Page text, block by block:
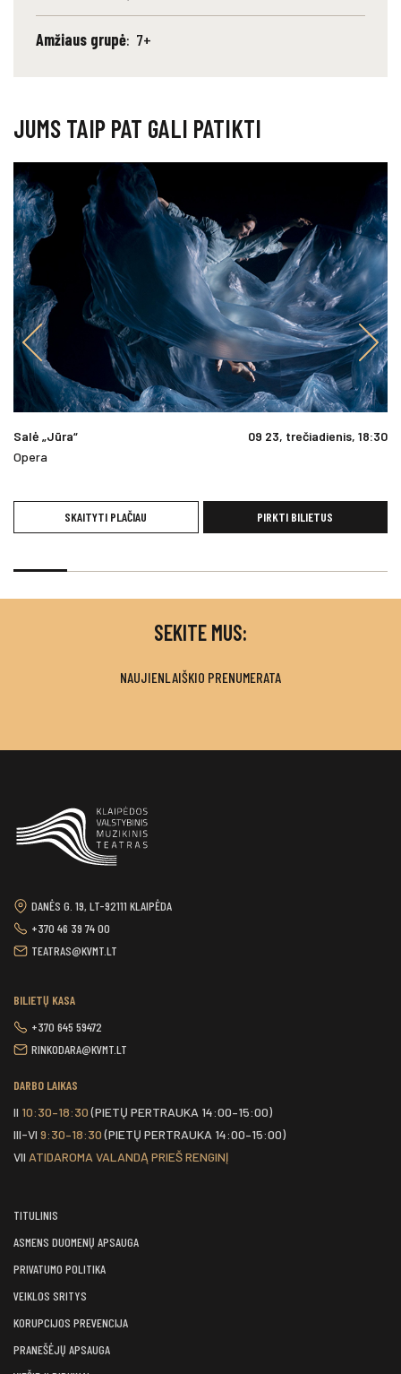
Amžiaus grupė: 7+
JUMS TAIP PAT GALI PATIKTI
Salė „Jūra“
09 23, trečiadienis, 18:30
Opera
SKAITYTI PLAČIAU PIRKTI BILIETUS
SEKITE MUS:
NAUJIENLAIŠKIO PRENUMERATA
DANĖS G. 19, LT-92111 KLAIPĖDA
+370 46 39 74 00
TEATRAS@KVMT.LT
BILIETŲ KASA
+370 645 59472
RINKODARA@KVMT.LT
DARBO LAIKAS
II 10:30–18:30(PIETŲ PERTRAUKA 14:00–15:00)
III-VI 9:30–18:30(PIETŲ PERTRAUKA 14:00–15:00)
VII ATIDAROMA VALANDĄ PRIEŠ RENGINĮ
TITULINIS
ASMENS DUOMENŲ APSAUGA
PRIVATUMO POLITIKA
VEIKLOS SRITYS
KORUPCIJOS PREVENCIJA
PRANEŠĖJŲ APSAUGA